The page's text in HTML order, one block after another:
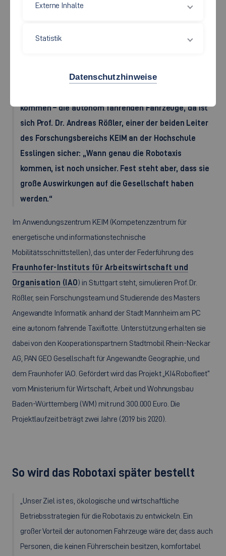
kommen – die autonom fahrenden Fahrzeuge, da ist
sich Prof. Dr. Andreas Rößler, einer der beiden Leiter
des Forschungsbereichs KEIM an der Hochschule
Esslingen sicher: „Wann genau die Robotaxis
kommen, ist noch unsicher. Fest steht aber, dass sie
große Auswirkungen auf die Gesellschaft haben
werden.“
Im Anwendungszentrum KEIM (Kompetenzzentrum für
energetische und informationstechnische
Mobilitätsschnittstellen), das unter der Federführung des
Fraunhofer-Instituts für Arbeitswirtschaft und
Organisation (IAO) in Stuttgart steht, simulieren Prof. Dr.
Rößler, sein Forschungsteam und Studierende des Masters
Angewandte Informatik anhand der Stadt Mannheim am PC
eine autonom fahrende Taxiflotte. Unterstützung erhalten sie
dabei von den Kooperationspartnern Stadtmobil Rhein-Neckar
AG, PAN GEO Gesellschaft für Angewandte Geographie, und
dem Fraunhofer IAO. Gefördert wird das Projekt „ KI4Robofleet“
vom Ministerium für Wirtschaft, Arbeit und Wohnungsbau
Baden-Württemberg (WM) mit rund 300.000 Euro. Die
Projektlaufzeit beträgt zwei Jahre (2019 bis 2020).
So wird das Robotaxi später bestellt
„Unser Ziel ist es, ökologische und wirtschaftliche
Betriebsstrategien für die Robotaxis zu entwickeln. Ein
großer Vorteil der autonomen Fahrzeuge wäre der, dass auch
Personen, die keinen Führerschein besitzen, komfortabel
Externe Inhalte
Statistik
Datenschutzhinweise